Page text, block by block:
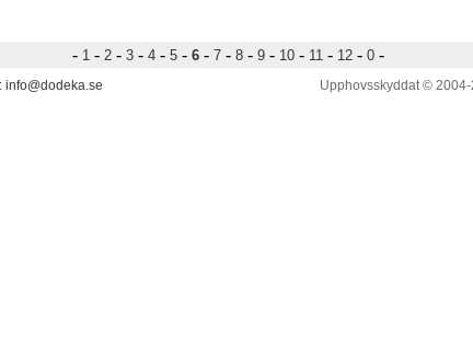
-1 -2 -3 -4 -5 - 6 -7 -8 -9 -10 -11 -12 -0 -
info@dodeka.se Upphovsskyddat ©